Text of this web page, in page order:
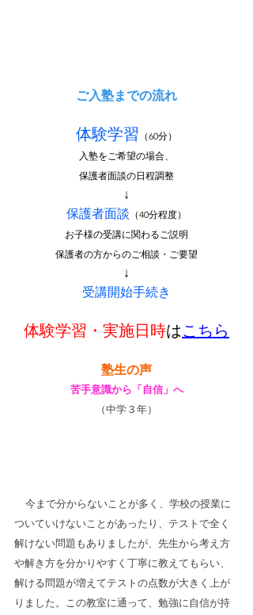
ご入塾までの流れ
体験学習 （60分）
入塾をご希望の場合、
保護者面談の日程調整
↓
保護者面談 （40分程度）
お子様の受講に関わるご説明
保護者の方からのご相談・ご要望
↓
受講開始手続き
体験学習・実施日時はこちら
塾生の声
苦手意識から「自信」へ
（中学３年）
今まで分からないことが多く、学校の授業に
ついていけないことがあったり、テストで全く
解けない問題もありましたが、先生から考え方
や解き方を分かりやすく丁寧に教えてもらい、
解ける問題が増えてテストの点数が大きく上が
りました。この教室に通って、勉強に自信が持